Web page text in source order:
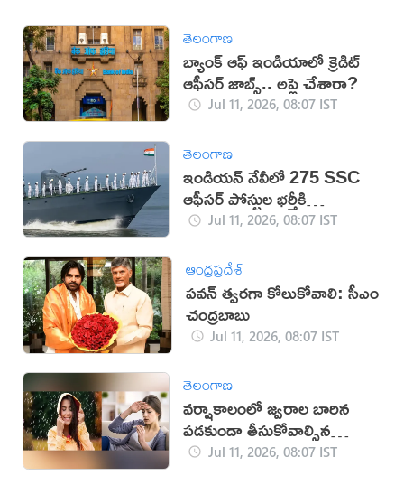
తెలంగాణ
బ్యాంక్ ఆఫ్ ఇండియాలో క్రెడిట్
ఆఫీసర్ జాబ్స్‌.. అప్లై చేశారా?
Jul 11, 2026, 08:07 IST
తెలంగాణ
ఇండియన్ నేవీలో 275 SSC
ఆఫీసర్ పోస్టుల భర్తీకి
నోటిఫికేషన్
Jul 11, 2026, 08:07 IST
ఆంధ్రప్రదేశ్
పవన్‌ త్వరగా కోలుకోవాలి: సీఎం
చంద్రబాబు
Jul 11, 2026, 08:07 IST
తెలంగాణ
వర్షాకాలంలో జ్వరాల బారిన
పడకుండా తీసుకోవాల్సిన
జాగ్రత్తలు ఇవే
Jul 11, 2026, 08:07 IST